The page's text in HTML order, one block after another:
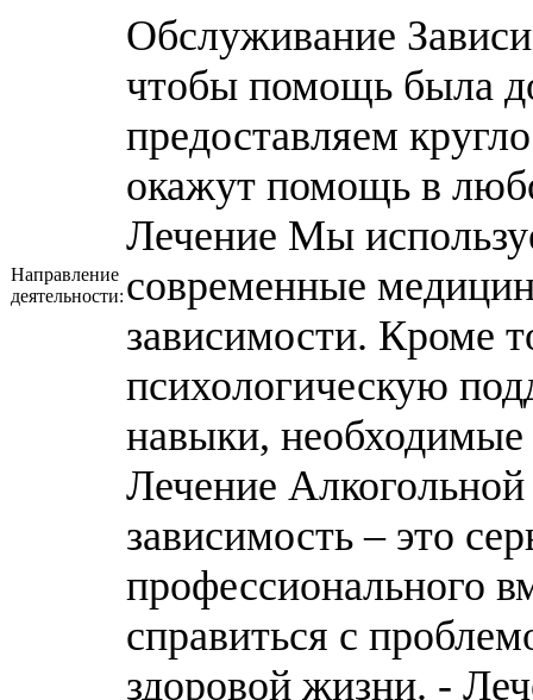
Направление
деятельности:
Обслуживание
чтобы помощь была
предоставляем
окажут помощь в
Лечение Мы
современные
зависимости. Кроме
психологическую
навыки,
Лечение
зависимость – это
профессионального
справиться с
здоровой жизни. -